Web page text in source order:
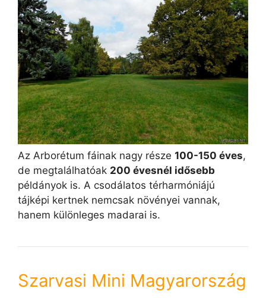
Az Arborétum fáinak nagy része 100-150 éves,
de megtalálhatóak 200 évesnél idősebb
példányok is. A csodálatos térharmóniájú
tájképi kertnek nemcsak növényei vannak,
hanem különleges madarai is.
Szarvasi Mini Magyarország